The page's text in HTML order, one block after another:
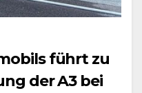
führt zu
der A3 bei